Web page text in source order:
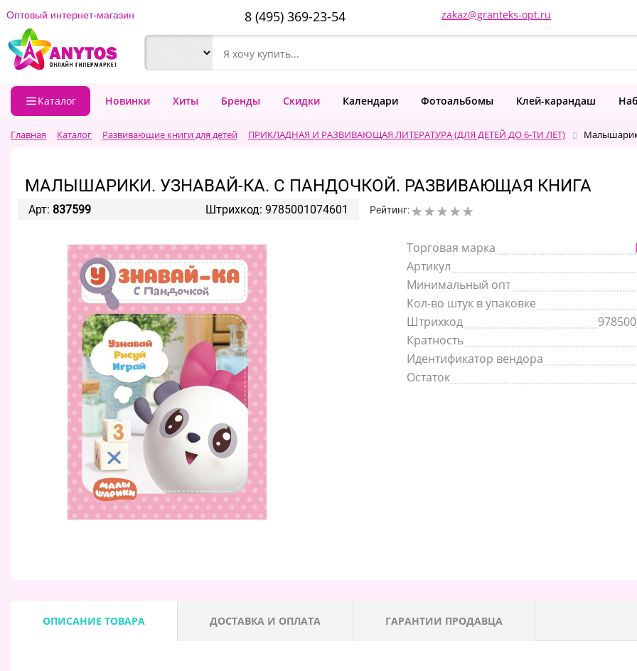
Оптовый интернет-магазин 8 (495) 369-23-54 zakaz@granteks-opt.ru
Каталог Новинки Хиты Бренды Скидки Календари Фотоальбомы Клей-карандаш
Главная Каталог Развивающие книги для детей ПРИКЛАДНАЯ И РАЗВИВАЮЩАЯ ЛИТЕРАТУРА (ДЛЯ ДЕТЕЙ ДО 6-ТИ ЛЕТ)
МАЛЫШАРИКИ. УЗНАВАЙ-КА. С ПАНДОЧКОЙ. РАЗВИВАЮЩАЯ КНИГА
Арт: 837599 Штрихкод: 9785001074601 Рейтинг:
Торговая марка
Артикул
Минимальный опт
Кол-во штук в упаковке
Штрихкод
Кратность
Идентификатор вендора
Остаток
ОПИСАНИЕ ТОВАРА ДОСТАВКА И ОПЛАТА ГАРАНТИИ ПРОДАВЦА